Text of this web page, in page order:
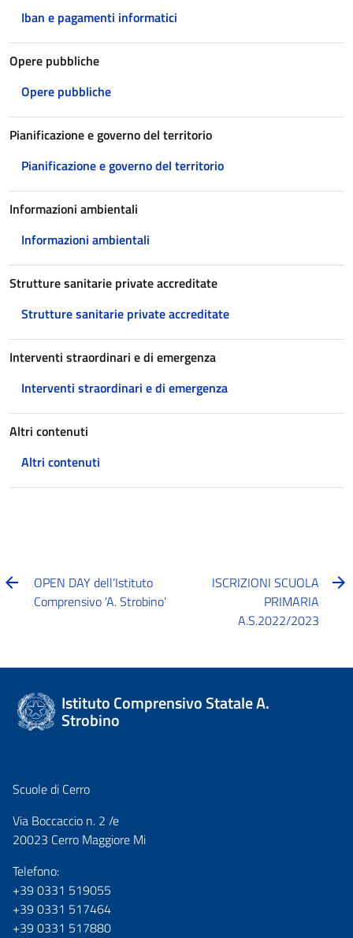
Iban e pagamenti informatici
Opere pubbliche
Opere pubbliche
Pianificazione e governo del territorio
Pianificazione e governo del territorio
Informazioni ambientali
Informazioni ambientali
Strutture sanitarie private accreditate
Strutture sanitarie private accreditate
Interventi straordinari e di emergenza
Interventi straordinari e di emergenza
Altri contenuti
Altri contenuti
OPEN DAY dell’Istituto
Comprensivo ‘A. Strobino’
ISCRIZIONI SCUOLA
PRIMARIA
A.S.2022/2023
Istituto Comprensivo Statale A.
Strobino
Scuole di Cerro
Via Boccaccio n. 2 /e
20023 Cerro Maggiore Mi
Telefono:
+39 0331 519055
+39 0331 517464
+39 0331 517880